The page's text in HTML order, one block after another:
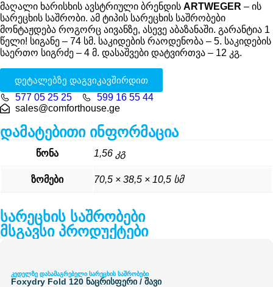
მაღალი ხარისხის ავსტრიული ბრენდის ARTWEGER – ის
სარეცხის საშრობი. ამ ტიპის სარეცხის საშრობები
მონტაჟდება როგორც აივანზე, ასევე აბაზანაში. გარანტია 1
წელი! სიგანე – 74 სმ. საკიდების რაოდენობა – 5. საკიდების
საერთო სიგრძე – 4 მ. დასაშვები დატვირთვა – 12 კგ.
დეტალებზე დაგვიკავშირდით
577 05 25 25
599 16 55 44
sales@comforthouse.ge
დამატებითი ინფორმაცია
წონა 1,56 კგ
ზომები 70,5 × 38,5 × 10,5 სმ
სარეცხის საშრობები
მსგავსი პროდუქტები
კედელზე დასამაგრებელი სარეცხის საშრობები
Foxydry Fold 120 ნაცრისფერი / შავი